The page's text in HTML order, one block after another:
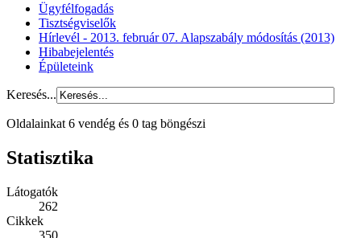
Ügyfélfogadás
Tisztségviselők
Hírlevél - 2013. február 07. Alapszabály módosítás (2013)
Hibabejelentés
Épületeink
Keresés...
Oldalainkat 6 vendég és 0 tag böngészi
Statisztika
Látogatók
262
Cikkek
350